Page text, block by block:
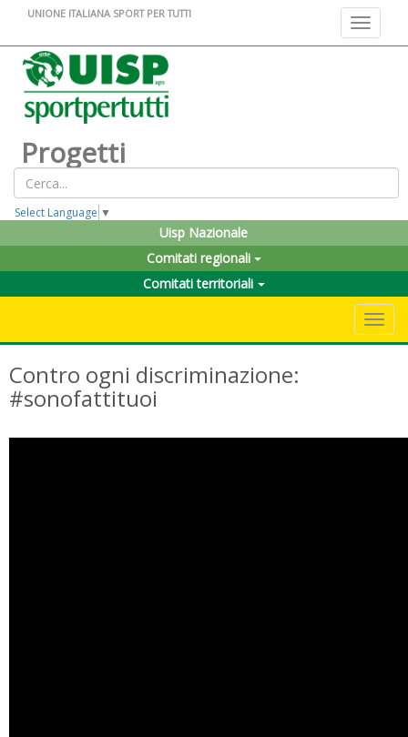
Toggle
UNIONE ITALIANA SPORT PER TUTTI
Progetti
Select Language ▼
Uisp Nazionale
Comitati regionali
Comitati territoriali
Contro ogni discriminazione:
#sonofattituoi